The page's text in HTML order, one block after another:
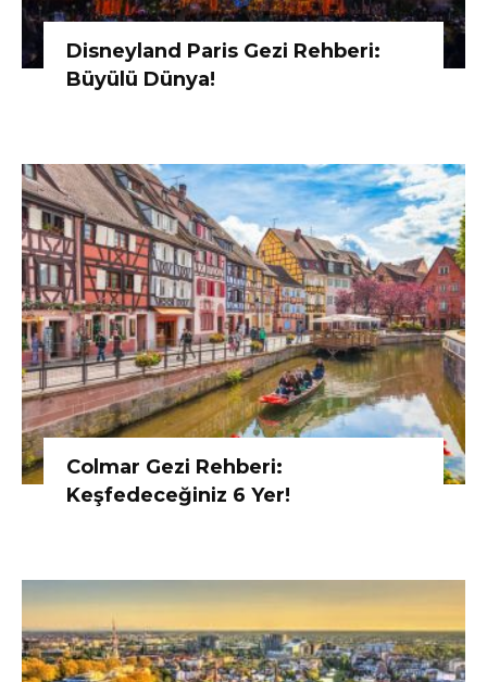
Disneyland Paris Gezi Rehberi:
Büyülü Dünya!
Colmar Gezi Rehberi:
Keşfedeceğiniz 6 Yer!